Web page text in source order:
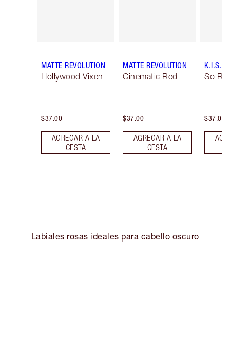
MATTE REVOLUTION
Hollywood Vixen
$37.00
AGREGAR A LA
CESTA
MATTE REVOLUTION
Cinematic Red
$37.00
AGREGAR A LA
CESTA
So
$37.00
Labiales rosas ideales para cabello oscuro